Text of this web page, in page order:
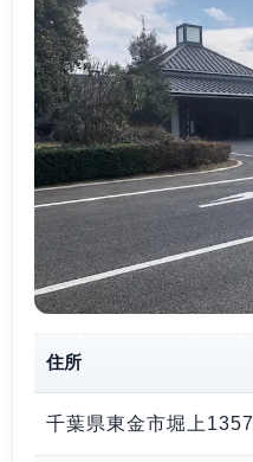
住所
千葉県東金市堀上1357